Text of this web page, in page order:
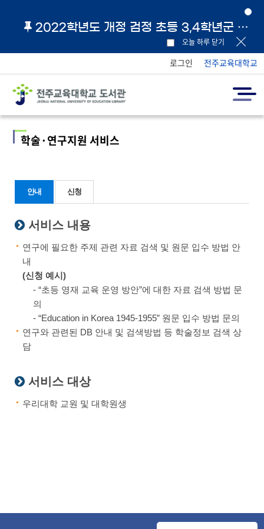
2022학년도 개정 검정 초등 3,4학년군 교과서 및 지도서 원문 링크 안내
오늘 하루 닫기
로그인 전주교육대학교
학술·연구지원 서비스
안내 신청
서비스 내용
연구에 필요한 주제 관련 자료 검색 및 원문 입수 방법 안
내
(신청 예시)
- “초등 영재 교육 운영 방안”에 대한 자료 검색 방법 문
의
- “Education in Korea 1945-1955” 원문 입수 방법 문의
연구와 관련된 DB 안내 및 검색방법 등 학술정보 검색 상
담
서비스 대상
우리대학 교원 및 대학원생